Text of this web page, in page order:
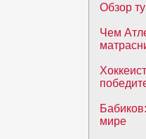
Обзор
Чем
мире